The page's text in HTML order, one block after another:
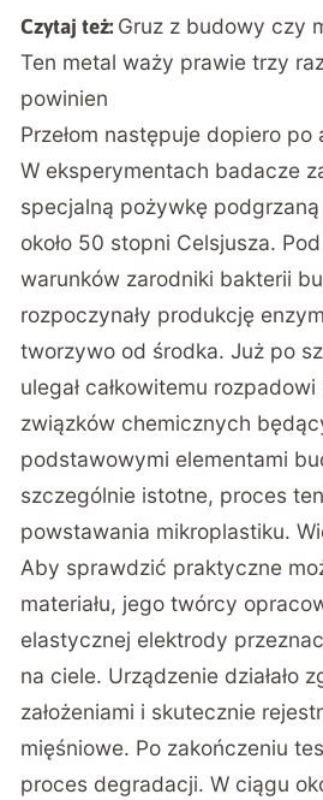
Czytaj też: Gruz z budowy czy
Ten metal waży prawie trzy
powinien
Przełom następuje dopiero
W eksperymentach badacze
specjalną pożywkę
około 50 stopni Celsjusza.
warunków zarodniki bakterii
rozpoczynały produkcję
tworzywo od środka. Już po
ulegał całkowitemu
związków chemicznych
podstawowymi elementami
szczególnie istotne, proces
powstawania mikroplastiku.
Aby sprawdzić praktyczne
materiału, jego twórcy
elastycznej elektrody
na ciele. Urządzenie działało
założeniami i skutecznie
mięśniowe. Po zakończeniu
proces degradacji. W ciągu